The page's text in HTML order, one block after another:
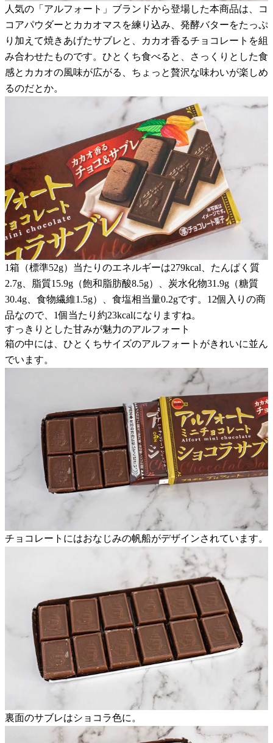
人気の「アルフォート」ブランドから登場した本商品は、コ
コアパウダーとカカオマスを練り込み、発酵バターをたっぷ
り加えて焼きあげたサブレと、カカオ香るチョコレートを組
み合わせたものです。ひとくち食べると、さっくりとした食
感とカカオの風味が広がる、ちょっと贅沢な味わいが楽しめ
るのだとか。
1箱（標準52g）当たりのエネルギーは279kcal、たんぱく質
2.7g、脂質15.9g（飽和脂肪酸8.5g）、炭水化物31.9g（糖質
30.4g、食物繊維1.5g）、食塩相当量0.2gです。12個入りの商
品なので、1個当たり約23kcalになりますね。
すっきりとした甘みが魅力のアルフォート
箱の中には、ひとくちサイズのアルフォートがきれいに並ん
でいます。
チョコレートにはおなじみの帆船がデザインされています。
裏面のサブレはショコラ色に。